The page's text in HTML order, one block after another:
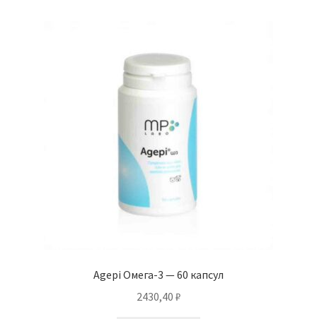
Agepi Омега-3 — 60 капсул
2430,40 ₽